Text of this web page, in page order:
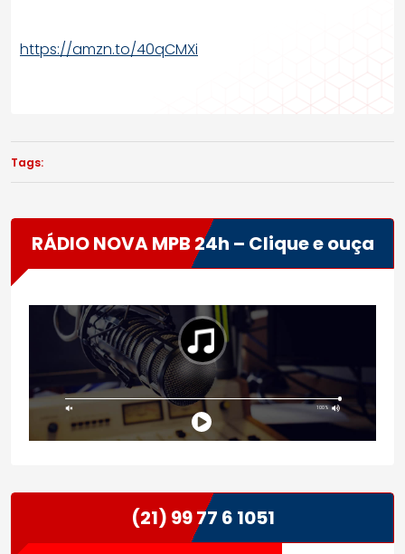
https://amzn.to/40qCMXi
Tags:
RÁDIO NOVA MPB 24h – Clique e ouça
(21) 99 77 6 1051